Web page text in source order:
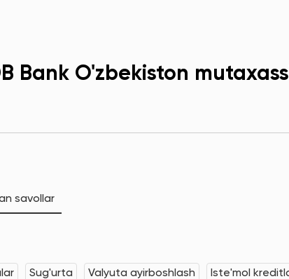
Bank O'zbekiston
savollar
Sug'urta Valyuta ayirboshlash Iste'mol